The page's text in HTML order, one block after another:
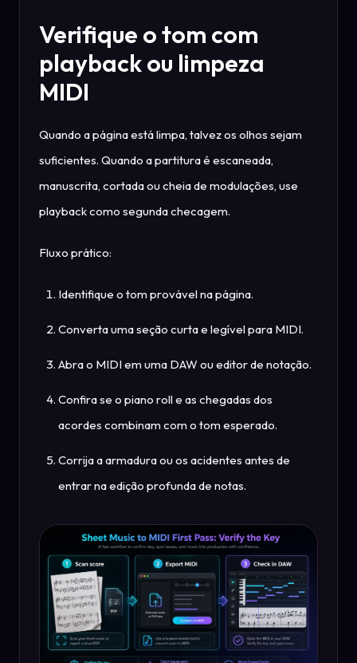
Verifique o tom com
playback ou limpeza
MIDI
Quando a página está limpa, talvez os olhos sejam
suficientes. Quando a partitura é escaneada,
manuscrita, cortada ou cheia de modulações, use
playback como segunda checagem.
Fluxo prático:
Identifique o tom provável na página.
Converta uma seção curta e legível para MIDI.
Abra o MIDI em uma DAW ou editor de notação.
Confira se o piano roll e as chegadas dos
acordes combinam com o tom esperado.
Corrija a armadura ou os acidentes antes de
entrar na edição profunda de notas.